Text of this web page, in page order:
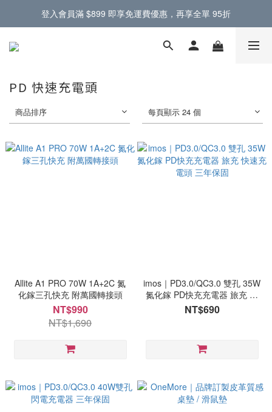
門市提供蘋果原廠零件，電池螢幕現場更換 🔋
登入會員滿 $899 即享免運費優惠，再享全單 95折
門市提供蘋果原廠零件，電池螢幕現場更換 🔋
PD 快速充電頭
商品排序 每頁顯示 24 個
Allite A1 PRO 70W 1A+2C 氮
化鎵三孔快充 附萬國轉接頭
NT$990
NT$1,690
imos｜PD3.0/QC3.0 雙孔 35W
氮化鎵 PD快充充電器 旅充 快
速充電頭 三年保固
NT$690